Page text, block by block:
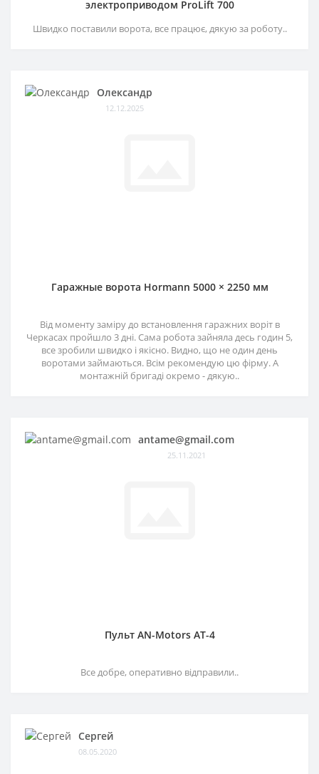
электроприводом ProLift 700
Швидко поставили ворота, все працює, дякую за роботу..
Олександр
12.12.2025
Гаражные ворота Hormann 5000 × 2250 мм
Від моменту заміру до встановлення гаражних воріт в
Черкасах пройшло 3 дні. Сама робота зайняла десь годин 5,
все зробили швидко і якісно. Видно, що не один день
воротами займаються. Всім рекомендую цю фірму. А
монтажній бригаді окремо - дякую..
antame@gmail.com
25.11.2021
Пульт AN-Motors AT-4
Все добре, оперативно відправили..
Сергей
08.05.2020